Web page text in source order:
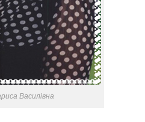
Василівна